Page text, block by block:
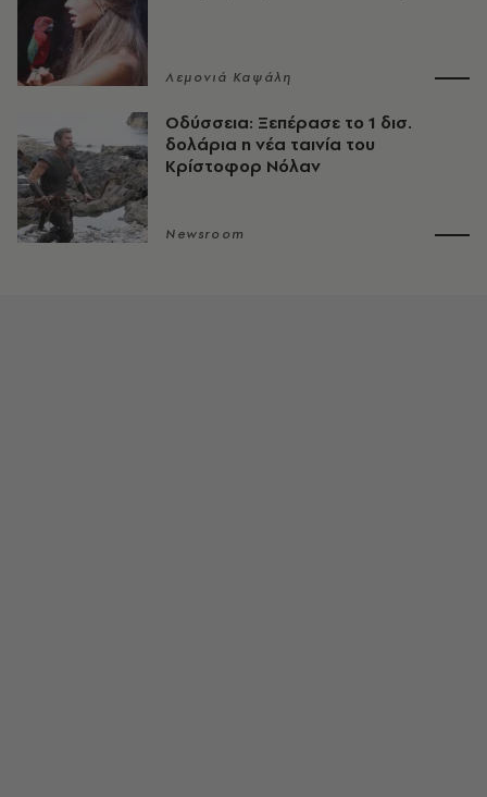
Λεμονιά Καψάλη
Οδύσσεια: Ξεπέρασε το 1 δισ.
δολάρια η νέα ταινία του
Κρίστοφορ Νόλαν
Newsroom